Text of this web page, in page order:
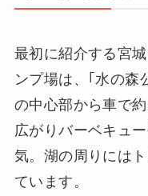
最初に紹介する宮
ンプ場は、｢水の森
の中心部から車で
広がりバーベキュ
気。湖の周りには
ています。